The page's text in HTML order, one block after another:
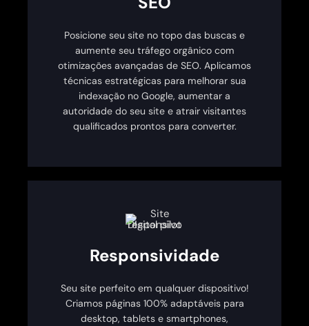
Posicione seu site no topo das buscas e
aumente seu tráfego orgânico com
otimizações avançadas de SEO. Aplicamos
técnicas estratégicas para melhorar sua
indexação no Google, aumentar a
autoridade do seu site e atrair visitantes
qualificados prontos para converter.
Responsividade
Seu site perfeito em qualquer dispositivo!
Criamos páginas 100% adaptáveis para
desktop, tablets e smartphones,